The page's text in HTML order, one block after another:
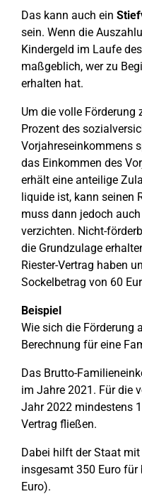
Das kann auch ein
sein. Wenn die
Kindergeld im Laufe
maßgeblich, wer zu
erhalten hat.
Um die volle Förderung
Prozent des
Vorjahreseinkommens
das Einkommen des
erhält eine anteilige
liquide ist, kann seinen
muss dann jedoch
verzichten. Nicht-
die Grundzulage
Riester-Vertrag haben
Sockelbetrag von 60
Beispiel
Wie sich die Förderung
Berechnung für eine
Das Brutto-
im Jahre 2021. Für die
Jahr 2022 mindestens
Vertrag fließen.
Dabei hilft der Staat mit
insgesamt 350 Euro für
Euro).